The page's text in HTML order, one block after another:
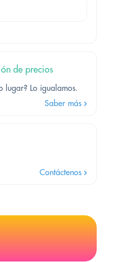
de precios
lugar? Lo igualamos.
Saber más
Contáctenos